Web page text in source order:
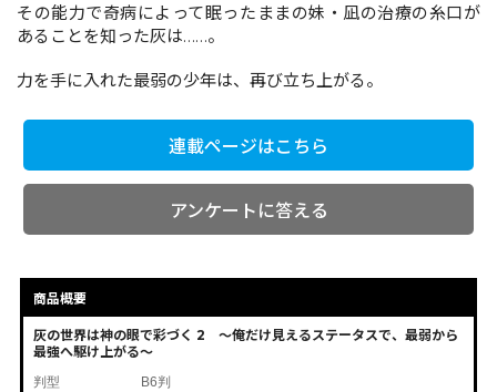
その能力で奇病によって眠ったままの妹・凪の治療の糸口が
あることを知った灰は……。
力を手に入れた最弱の少年は、再び立ち上がる。
連載ページはこちら
アンケートに答える
商品概要
灰の世界は神の眼で彩づく 2 ～俺だけ見えるステータスで、最弱から
最強へ駆け上がる～
判型
B6判